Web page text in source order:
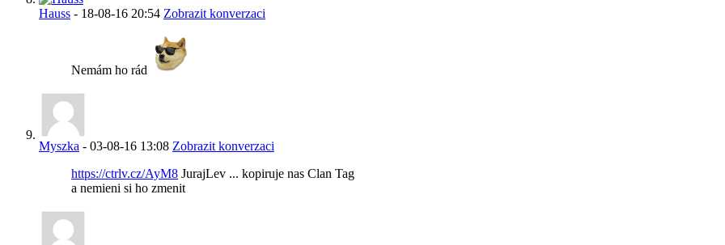
Hauss - 18-08-16 20:54 Zobrazit konverzaci
Nemám ho rád
Myszka - 03-08-16 13:08 Zobrazit konverzaci
https://ctrlv.cz/AyM8 JurajLev ... kopiruje nas Clan Tag
a nemieni si ho zmenit